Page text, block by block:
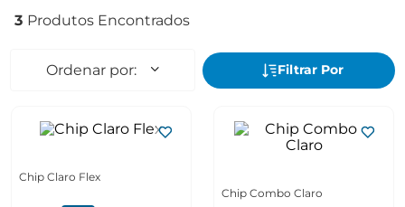
3
Chip Claro Flex
Chip Combo Claro